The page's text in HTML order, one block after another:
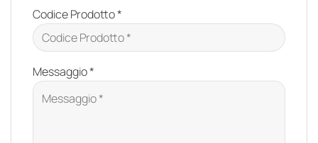
Codice Prodotto *
Messaggio *